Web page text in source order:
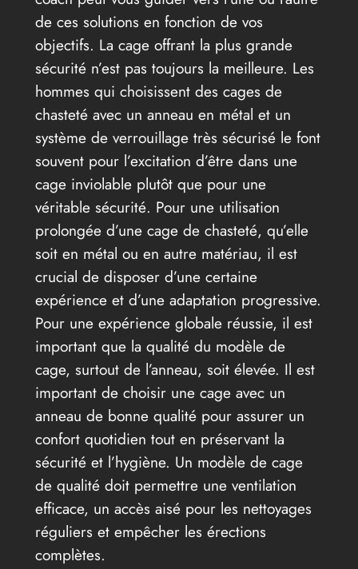
de ces solutions en fonction de vos
objectifs. La cage offrant la plus grande
sécurité n’est pas toujours la meilleure. Les
hommes qui choisissent des cages de
chasteté avec un anneau en métal et un
système de verrouillage très sécurisé le font
souvent pour l’excitation d’être dans une
cage inviolable plutôt que pour une
véritable sécurité. Pour une utilisation
prolongée d’une cage de chasteté, qu’elle
soit en métal ou en autre matériau, il est
crucial de disposer d’une certaine
expérience et d’une adaptation progressive.
Pour une expérience globale réussie, il est
important que la qualité du modèle de
cage, surtout de l’anneau, soit élevée. Il est
important de choisir une cage avec un
anneau de bonne qualité pour assurer un
confort quotidien tout en préservant la
sécurité et l’hygiène. Un modèle de cage
de qualité doit permettre une ventilation
efficace, un accès aisé pour les nettoyages
réguliers et empêcher les érections
complètes.